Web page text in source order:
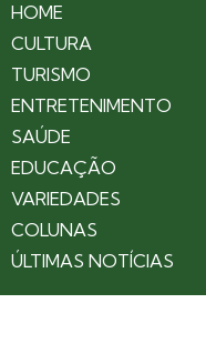
HOME
CULTURA
TURISMO
ENTRETENIMENTO
SAÚDE
EDUCAÇÃO
VARIEDADES
COLUNAS
ÚLTIMAS NOTÍCIAS